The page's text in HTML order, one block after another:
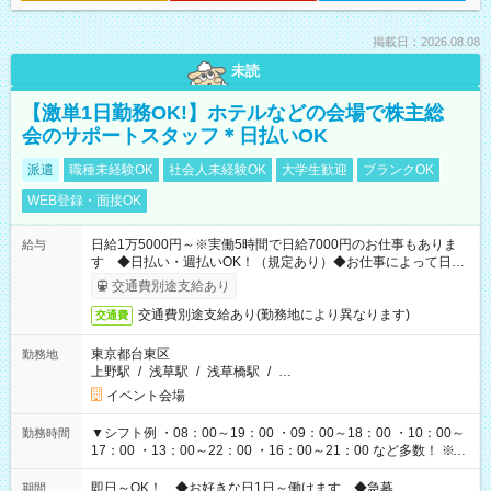
掲載日：2026.08.08
未読
【激単1日勤務OK!】ホテルなどの会場で株主総
会のサポートスタッフ＊日払いOK
派遣 職種未経験OK 社会人未経験OK 大学生歓迎
ブランクOK
WEB登録・面接OK
給与
日給1万5000円～※実働5時間で日給7000円のお仕事もありま
す ◆日払い・週払いOK！（規定あり）◆お仕事によって日給
も異なります
交通費別途支給あり
交通費 交通費別途支給あり(勤務地により異なります)
勤務地
東京都台東区
上野駅 / 浅草駅 / 浅草橋駅 / …
イベント会場
勤務時間
▼シフト例 ・08：00～19：00 ・09：00～18：00 ・10：00～
17：00 ・13：00～22：00 ・16：00～21：00 など多数！ ※お
仕事により勤務時間が異なります
期間 即日～OK！ ◆お好きな日1日～働けます ◆急募